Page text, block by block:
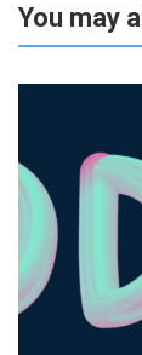
You may